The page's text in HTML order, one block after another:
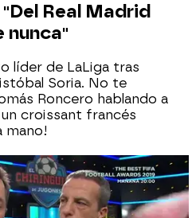
Real Madrid
nunca"
líder de LaLiga tras
Soria. No te
Roncero hablando a
croissant francés
mano!